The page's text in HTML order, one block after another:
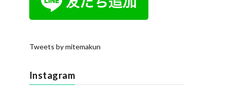
Tweets by mitemakun
Instagram